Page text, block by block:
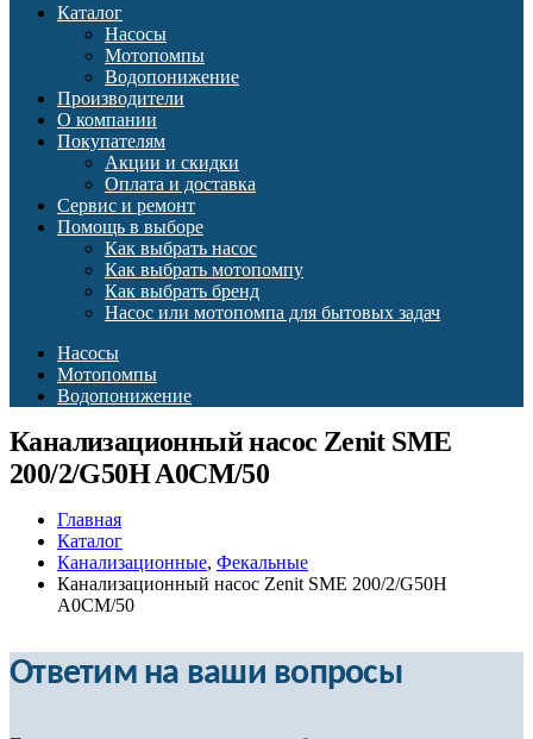
Каталог
Насосы
Мотопомпы
Водопонижение
Производители
О компании
Покупателям
Акции и скидки
Оплата и доставка
Сервис и ремонт
Помощь в выборе
Как выбрать насос
Как выбрать мотопомпу
Как выбрать бренд
Насос или мотопомпа для бытовых задач
Насосы
Мотопомпы
Водопонижение
Канализационный насос Zenit SME
200/2/G50H A0CM/50
Главная
Каталог
Канализационные, Фекальные
Канализационный насос Zenit SME 200/2/G50H
A0CM/50
Ответим на ваши вопросы